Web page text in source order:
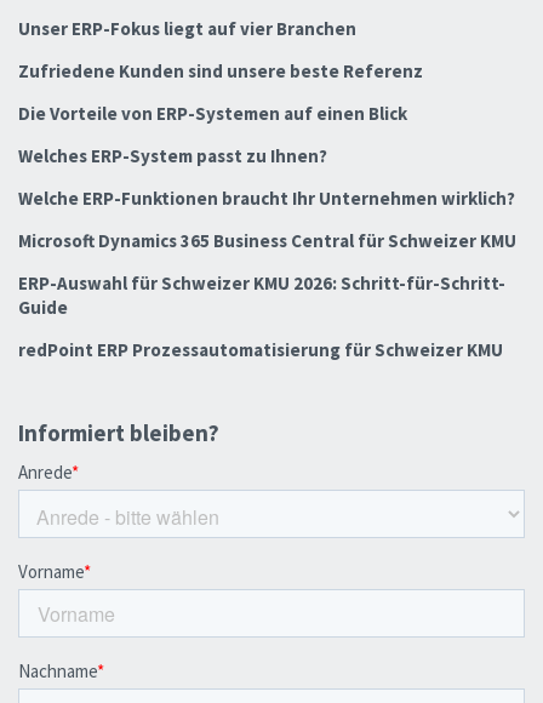
Unser ERP-Fokus liegt auf vier Branchen
Zufriedene Kunden sind unsere beste Referenz
Die Vorteile von ERP-Systemen auf einen Blick
Welches ERP-System passt zu Ihnen?
Welche ERP-Funktionen braucht Ihr Unternehmen wirklich?
Microsoft Dynamics 365 Business Central für Schweizer KMU
ERP-Auswahl für Schweizer KMU 2026: Schritt-für-Schritt-
Guide
redPoint ERP Prozessautomatisierung für Schweizer KMU
Informiert bleiben?